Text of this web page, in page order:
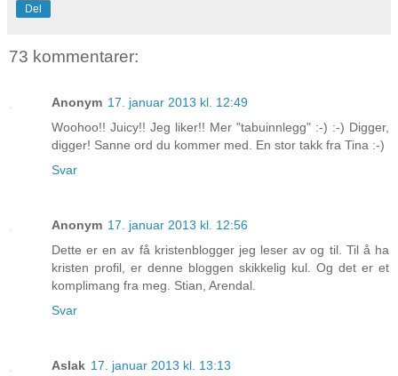
Del
73 kommentarer:
Anonym 17. januar 2013 kl. 12:49
Woohoo!! Juicy!! Jeg liker!! Mer "tabuinnlegg" :-) :-) Digger,
digger! Sanne ord du kommer med. En stor takk fra Tina :-)
Svar
Anonym 17. januar 2013 kl. 12:56
Dette er en av få kristenblogger jeg leser av og til. Til å ha
kristen profil, er denne bloggen skikkelig kul. Og det er et
komplimang fra meg. Stian, Arendal.
Svar
Aslak 17. januar 2013 kl. 13:13